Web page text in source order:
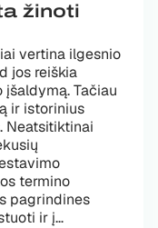
žinoti
vertina ilgesnio
jos reiškia
Tačiau
ir istorinius
Neatsitiktinai
termino
pagrindines
ir į…„Kodėl